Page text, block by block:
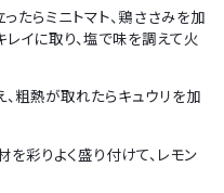
たらミニトマト、鶏ささみを加
レイに取り、塩で味を調えて火
粗熱が取れたらキュウリを加
彩りよく盛り付けて、レモン